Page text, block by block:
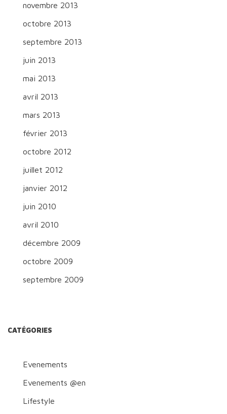
novembre 2013
octobre 2013
septembre 2013
juin 2013
mai 2013
avril 2013
mars 2013
février 2013
octobre 2012
juillet 2012
janvier 2012
juin 2010
avril 2010
décembre 2009
octobre 2009
septembre 2009
CATÉGORIES
Evenements
Evenements @en
Lifestyle